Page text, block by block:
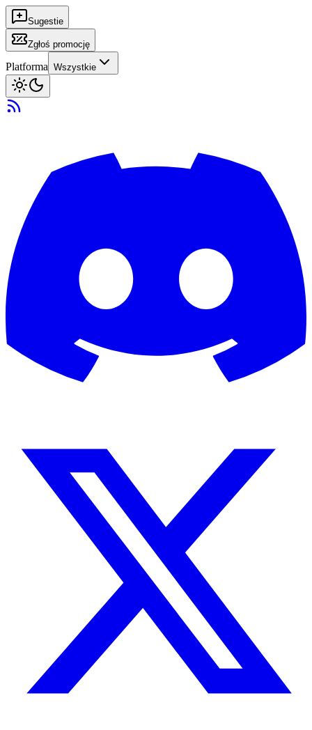
Sugestie
Zgłoś promocję
Platforma Wszystkie